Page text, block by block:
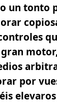
un tonto
por